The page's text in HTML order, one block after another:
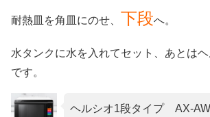
耐熱皿を角皿にのせ、 下段へ。
水タンクに水を入れてセット、あとは
です。
ヘルシオ1段タイプ AX-